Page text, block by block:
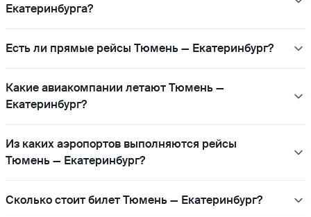
Екатеринбурга?
Есть ли прямые рейсы Тюмень — Екатеринбург?
Какие авиакомпании летают Тюмень —
Екатеринбург?
Из каких аэропортов выполняются рейсы
Тюмень — Екатеринбург?
Сколько стоит билет Тюмень — Екатеринбург?